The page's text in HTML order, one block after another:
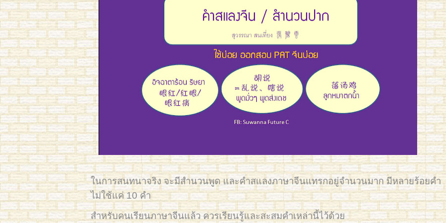
ในการสนทนาจริง จะมีสำนวนพูด และคำสแลงภาษาจีนแทรกอยู่จำนวนมาก มีหลายร้อยคำ
ไม่ใช้แค่ 10 คำ
สำหรับคนเรียนภาษาจีนแล้ว ควรเรียนรู้และสะสมคำเหล่านี้ไว้ด้วย